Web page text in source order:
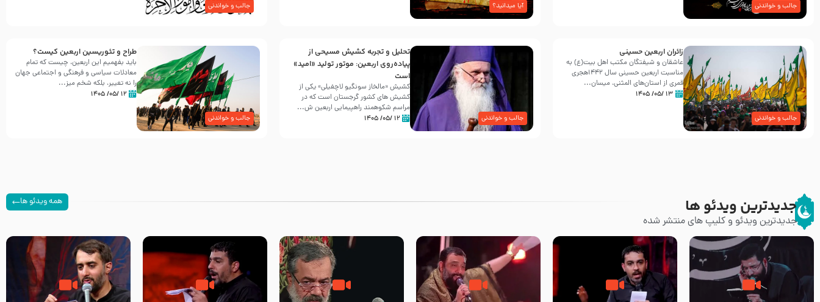
جالب و خواندنی آیا میدانید؟ جالب و خواندنی
جالب و خواندنی
زائران اربعین حسینی
عاشقان و شیفتگان مکتب اهل بیت(ع) به
مناسبت اربعین حسینی سال ۱۴۴۲هجری
قمری از استان‌های المثنی، میسان...
۱۳ /۰۵/ ۱۴۰۵
جالب و خواندنی
تحلیل و تجربه کشیش مسیحی از
پیاده‌روی اربعین: موتور تولید «امید»
است
کشیش «مالخاز سونگیو لاچفیلی» یکی از
کشیش های کشور گرجستان است که در
مراسم شکوهمند راهپیمایی اربعین ش...
۱۲ /۰۵/ ۱۴۰۵ جالب و خواندنی
طراح و تئوریسین اربعین کیست؟
باید بفهمیم این اربعین، چیست که تمام
معادلات سیاسی و فرهنگی و اجتماعی جهان
را نه تغییر، بلکه شخم میز...
۱۲ /۰۵/ ۱۴۰۵
جدیدترین ویدئو ها
جدیدترین ویدئو و کلیپ های منتشر شده
همه ویدئو ها